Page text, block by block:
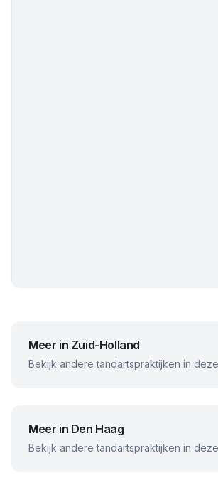
Meer in Zuid-Holland
Bekijk andere tandartspraktijken in
Meer in Den Haag
Bekijk andere tandartspraktijken in